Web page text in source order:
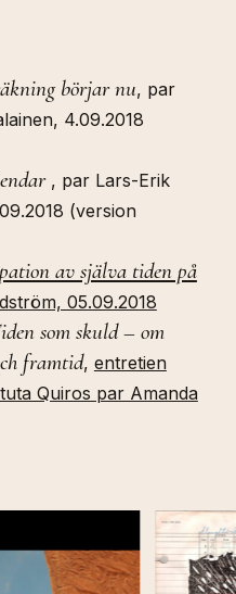
börjar nu, par
4.09.2018
, par Lars-Erik
(version
av själva tiden på
05.09.2018
som skuld – om
framtid, entretien
Quiros par Amanda